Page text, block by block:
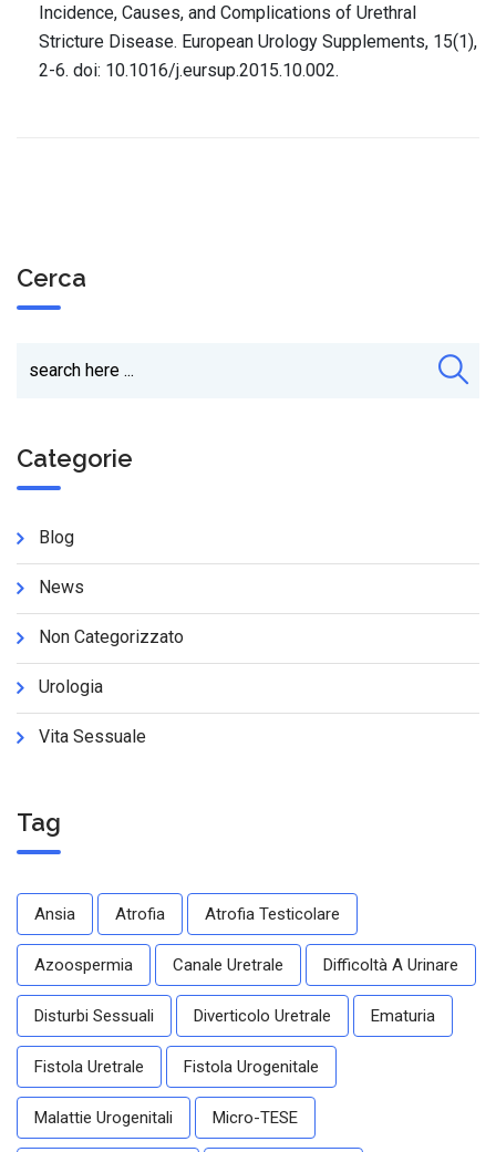
Incidence, Causes, and Complications of Urethral
Stricture Disease. European Urology Supplements, 15(1),
2-6. doi: 10.1016/j.eursup.2015.10.002.
Cerca
Categorie
Blog
News
Non Categorizzato
Urologia
Vita Sessuale
Tag
Ansia Atrofia Atrofia Testicolare
Azoospermia Canale Uretrale Difficoltà A Urinare
Disturbi Sessuali Diverticolo Uretrale Ematuria
Fistola Uretrale Fistola Urogenitale
Malattie Urogenitali Micro-TESE